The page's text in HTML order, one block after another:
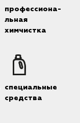
профессиона-
льная
химчистка
специальные
средства